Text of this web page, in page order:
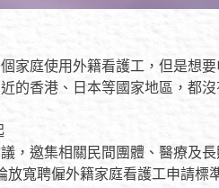
家庭使用外籍看護工，但是想
的香港、日本等國家地區，都
，邀集相關民間團體、醫療及
寬聘僱外籍家庭看護工申請標